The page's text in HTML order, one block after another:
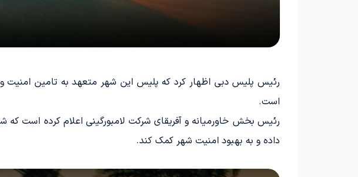
رئیس پلیس دبی اظهار کرد که پلیس این شهر متعهد به تامین امنیت و
است.
رئیس بخش خاورمیانه و آفریقای شرکت لامبورگینی اعلام کرده است
داده و به بهبود امنیت شهر کمک کند.